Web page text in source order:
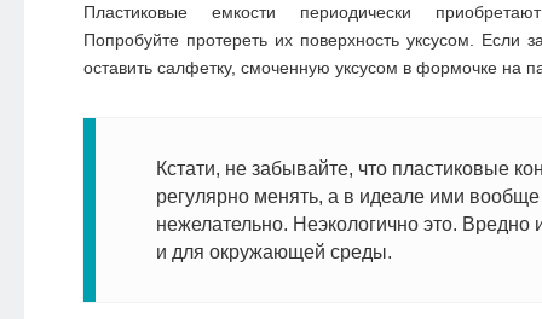
Пластиковые емкости периодически
Попробуйте протереть их поверхность уксусом. Если
оставить салфетку, смоченную уксусом в формочке на
Кстати, не забывайте, что пластиковые
регулярно менять, а в идеале ими вообще
нежелательно. Неэкологично это. Вредно
и для окружающей среды.